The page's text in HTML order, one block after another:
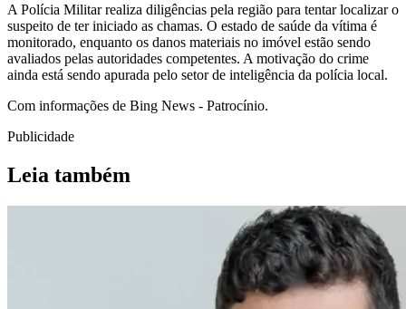
A Polícia Militar realiza diligências pela região para tentar localizar o
suspeito de ter iniciado as chamas. O estado de saúde da vítima é
monitorado, enquanto os danos materiais no imóvel estão sendo
avaliados pelas autoridades competentes. A motivação do crime
ainda está sendo apurada pelo setor de inteligência da polícia local.
Com informações de Bing News - Patrocínio.
Publicidade
Leia também